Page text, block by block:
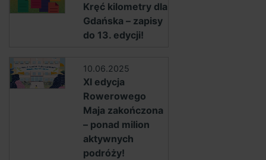
Kręć kilometry dla
Gdańska – zapisy
do 13. edycji!
10.06.2025
XI edycja
Rowerowego
Maja zakończona
– ponad milion
aktywnych
podróży!